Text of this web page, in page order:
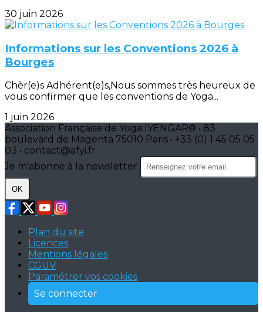
30 juin 2026
Informations sur les Conventions 2026 à
Bourges
Chèr(e)s Adhérent(e)s,Nous sommes très heureux de
vous confirmer que les conventions de Yoga...
1 juin 2026
Association Française de Yoga IYENGAR® • 83
boulevard de Magenta 75010 Paris • +33 (0) 1 45 05 05
03 • contact@afyi.fr
Je m'abonne à la newsletter
OK
Plan du site
Licences
Mentions légales
CGUV
Paramétrer vos cookies
Se connecter